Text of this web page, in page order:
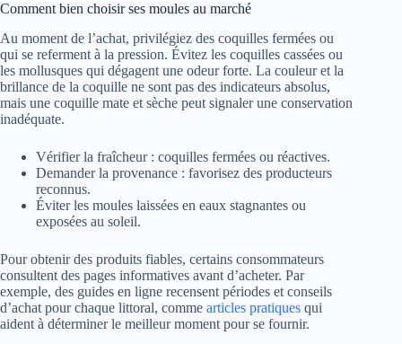
Comment bien choisir ses moules au marché
Au moment de l’achat, privilégiez des coquilles fermées ou
qui se referment à la pression. Évitez les coquilles cassées ou
les mollusques qui dégagent une odeur forte. La couleur et la
brillance de la coquille ne sont pas des indicateurs absolus,
mais une coquille mate et sèche peut signaler une conservation
inadéquate.
Vérifier la fraîcheur : coquilles fermées ou réactives.
Demander la provenance : favorisez des producteurs
reconnus.
Éviter les moules laissées en eaux stagnantes ou
exposées au soleil.
Pour obtenir des produits fiables, certains consommateurs
consultent des pages informatives avant d’acheter. Par
exemple, des guides en ligne recensent périodes et conseils
d’achat pour chaque littoral, comme articles pratiques qui
aident à déterminer le meilleur moment pour se fournir.